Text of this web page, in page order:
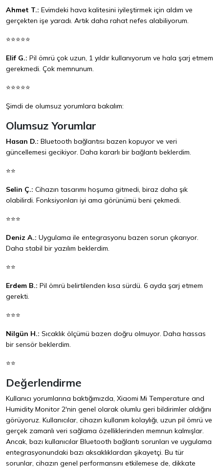
Ahmet T.: Evimdeki hava kalitesini iyileştirmek için aldım ve
gerçekten işe yaradı. Artık daha rahat nefes alabiliyorum.
⭐⭐⭐⭐⭐
Elif G.: Pil ömrü çok uzun, 1 yıldır kullanıyorum ve hala şarj etmem
gerekmedi. Çok memnunum.
⭐⭐⭐⭐⭐
Şimdi de olumsuz yorumlara bakalım:
Olumsuz Yorumlar
Hasan D.: Bluetooth bağlantısı bazen kopuyor ve veri
güncellemesi gecikiyor. Daha kararlı bir bağlantı beklerdim.
⭐⭐
Selin Ç.: Cihazın tasarımı hoşuma gitmedi, biraz daha şık
olabilirdi. Fonksiyonları iyi ama görünümü beni çekmedi.
⭐⭐⭐
Deniz A.: Uygulama ile entegrasyonu bazen sorun çıkarıyor.
Daha stabil bir yazılım beklerdim.
⭐⭐
Erdem B.: Pil ömrü belirtilenden kısa sürdü. 6 ayda şarj etmem
gerekti.
⭐⭐⭐
Nilgün H.: Sıcaklık ölçümü bazen doğru olmuyor. Daha hassas
bir sensör beklerdim.
⭐⭐
Değerlendirme
Kullanıcı yorumlarına baktığımızda, Xiaomi Mi Temperature and
Humidity Monitor 2'nin genel olarak olumlu geri bildirimler aldığını
görüyoruz. Kullanıcılar, cihazın kullanım kolaylığı, uzun pil ömrü ve
gerçek zamanlı veri sağlama özelliklerinden memnun kalmışlar.
Ancak, bazı kullanıcılar Bluetooth bağlantı sorunları ve uygulama
entegrasyonundaki bazı aksaklıklardan şikayetçi. Bu tür
sorunlar, cihazın genel performansını etkilemese de, dikkate